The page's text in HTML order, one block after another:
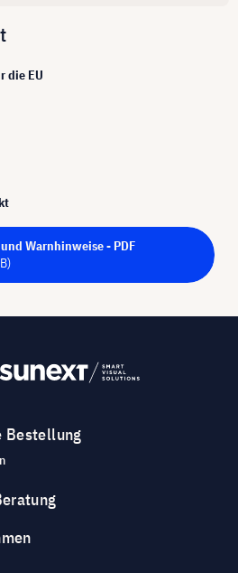
die EU
Warnhinweise - PDF
Bestellung